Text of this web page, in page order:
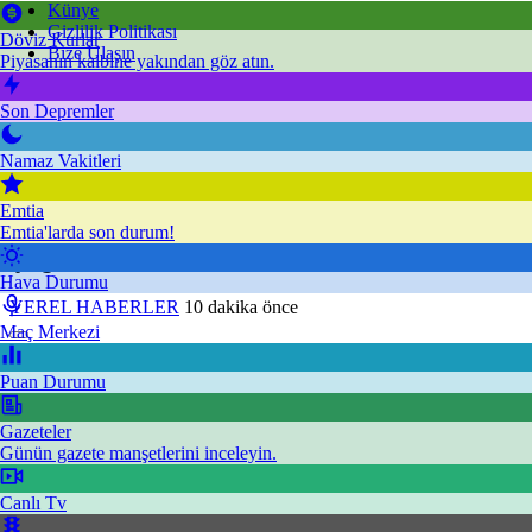
Döviz Kurlar
Piyasanın kalbine yakından göz atın.
Son Depremler
Namaz Vakitleri
Emtia
Emtia'larda son durum!
Hava Durumu
Maç Merkezi
Puan Durumu
Gazeteler
Günün gazete manşetlerini inceleyin.
Canlı Tv
Künye
Gizlilik Politikası
Bize Ulaşın
Çizgi’den
YEREL HABERLER 10 dakika önce